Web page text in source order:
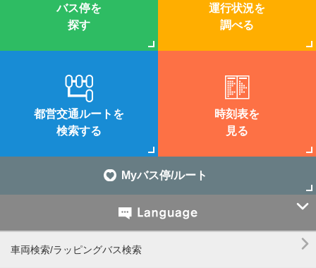
バス停を
探す
運行状況を
調べる
都営交通ルートを
検索する
時刻表を
見る
Myバス停/ルート

車両検索/ラッピングバス検索 